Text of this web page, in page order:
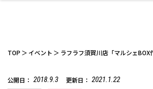
TOP イベント ラフラフ須賀川店「マルシェBOX
公開日： 2018.9.3 更新日： 2021.1.22